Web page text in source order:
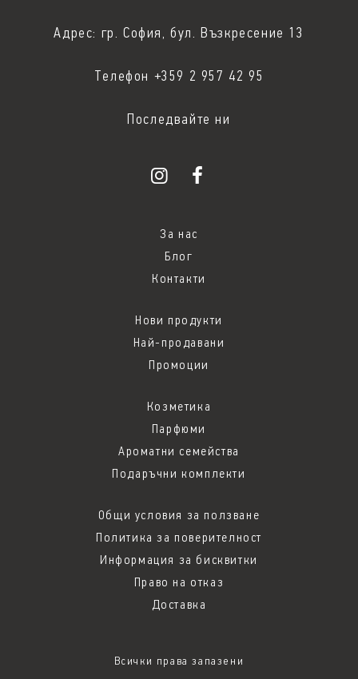
Адрес: гр. София, бул. Възкресение 13
Телефон +359 2 957 42 95
Последвайте ни
За нас
Блог
Контакти
Нови продукти
Най-продавани
Промоции
Козметика
Парфюми
Ароматни семейства
Подаръчни комплекти
Общи условия за ползване
Политика за поверителност
Информация за бисквитки
Право на отказ
Доставка
Всички права запазени